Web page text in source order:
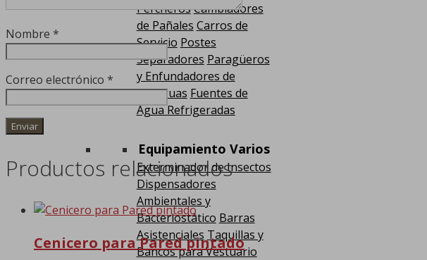
PercherosCambiadores
de Pañales Carros de
Servicio Postes
Separadores Paragüeros
y Enfundadores de
Paraguas Fuentes de
Agua Refrigeradas
Equipamiento Varios
Exterminador de Insectos
Dispensadores
Ambientales y
Bacteriostático Barras
Asistenciales Taquillas y
Bancos para Vestuario
Nombre *
Correo electrónico *
Productos relacionados
Cenicero para Pared pintado